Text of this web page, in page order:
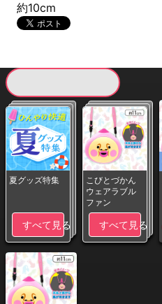
約10cm
夏グッズ特集
すべて見る
こびとづかん
ウェアラブル
ファン
すべて見る